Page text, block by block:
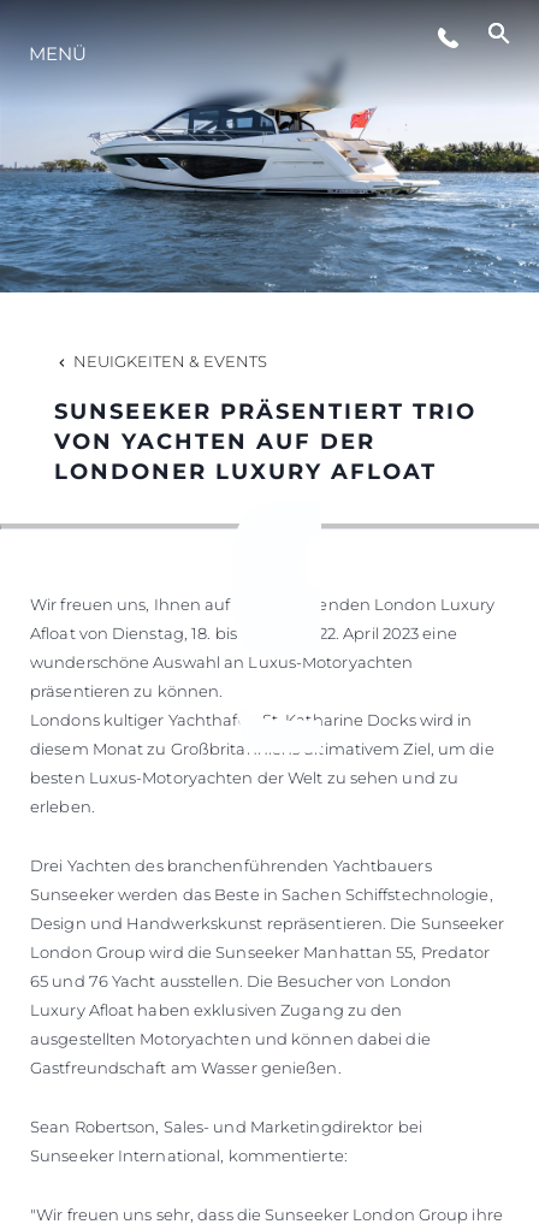
LIFESTYLE
INNOVATION
DIE FIRMA
DAS TEAM
GESCHICHTE
BEWERTEN SIE IHR BOOT
MENÜ
NEUIGKEITEN & EVENTS
SUNSEEKER PRÄSENTIERT TRIO
VON YACHTEN AUF DER
LONDONER LUXURY AFLOAT
Wir freuen uns, Ihnen auf der kommenden London Luxury
Afloat von Dienstag, 18. bis Samstag, 22. April 2023 eine
wunderschöne Auswahl an Luxus-Motoryachten
präsentieren zu können.
Londons kultiger Yachthafen St. Katharine Docks wird in
diesem Monat zu Großbritanniens ultimativem Ziel, um die
besten Luxus-Motoryachten der Welt zu sehen und zu
erleben.
Drei Yachten des branchenführenden Yachtbauers
Sunseeker werden das Beste in Sachen Schiffstechnologie,
Design und Handwerkskunst repräsentieren. Die Sunseeker
London Group wird die Sunseeker Manhattan 55, Predator
65 und 76 Yacht ausstellen. Die Besucher von London
Luxury Afloat haben exklusiven Zugang zu den
ausgestellten Motoryachten und können dabei die
Gastfreundschaft am Wasser genießen.
Sean Robertson, Sales- und Marketingdirektor bei
Sunseeker International, kommentierte:
"Wir freuen uns sehr, dass die Sunseeker London Group ihre